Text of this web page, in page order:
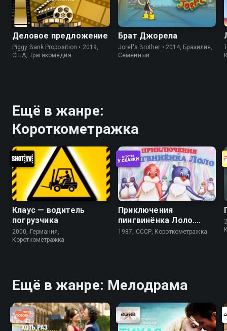
Деловое предложение
Piggy Bank Proposition • 2019,
США, Трагикомедия
Брат Джорела
Jorel's Brother • 2014, Бразилия,
Cемейный
Ещё в жанре:
Короткометражка
Клаус — водитель
погрузчика
2000, Германия,
Короткометражка
Приключения
пингвинёнка Лоло.
Фильм третий
1987, СССР, Короткометражка
Ещё в жанре: Мелодрама